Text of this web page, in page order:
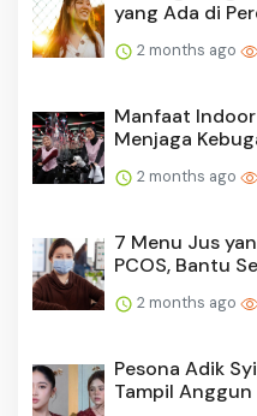
yang Ada di
2 months ago
Manfaat
Menjaga
2 months ago
7 Menu Jus
PCOS, Bantu
2 months ago
Pesona Adik
Tampil Anggun